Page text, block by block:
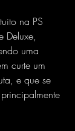
na PS
Deluxe,
uma
curte um
e que se